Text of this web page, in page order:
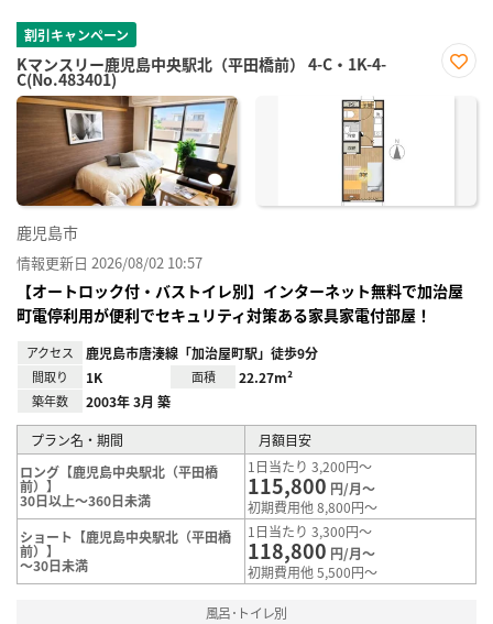
割引キャンペーン
Kマンスリー鹿児島中央駅北（平田橋前） 4-C・1K-4-
C(No.483401)
に入
鹿児島市
情報更新日 2026/08/02 10:57
【オートロック付・バストイレ別】インターネット無料で加治屋
町電停利用が便利でセキュリティ対策ある家具家電付部屋！
アクセス 鹿児島市唐湊線「加治屋町駅」徒歩9分
間取り 1K 面積 22.27m²
築年数 2003年 3月 築
プラン名・期間
月額目安
ロング【鹿児島中央駅北（平田橋
前）】
30日以上～360日未満
1日当たり 3,200円～
115,800 円/月～
初期費用他 8,800円～
ショート【鹿児島中央駅北（平田橋
前）】
～30日未満
1日当たり 3,300円～
118,800 円/月～
初期費用他 5,500円～
風呂･トイレ別